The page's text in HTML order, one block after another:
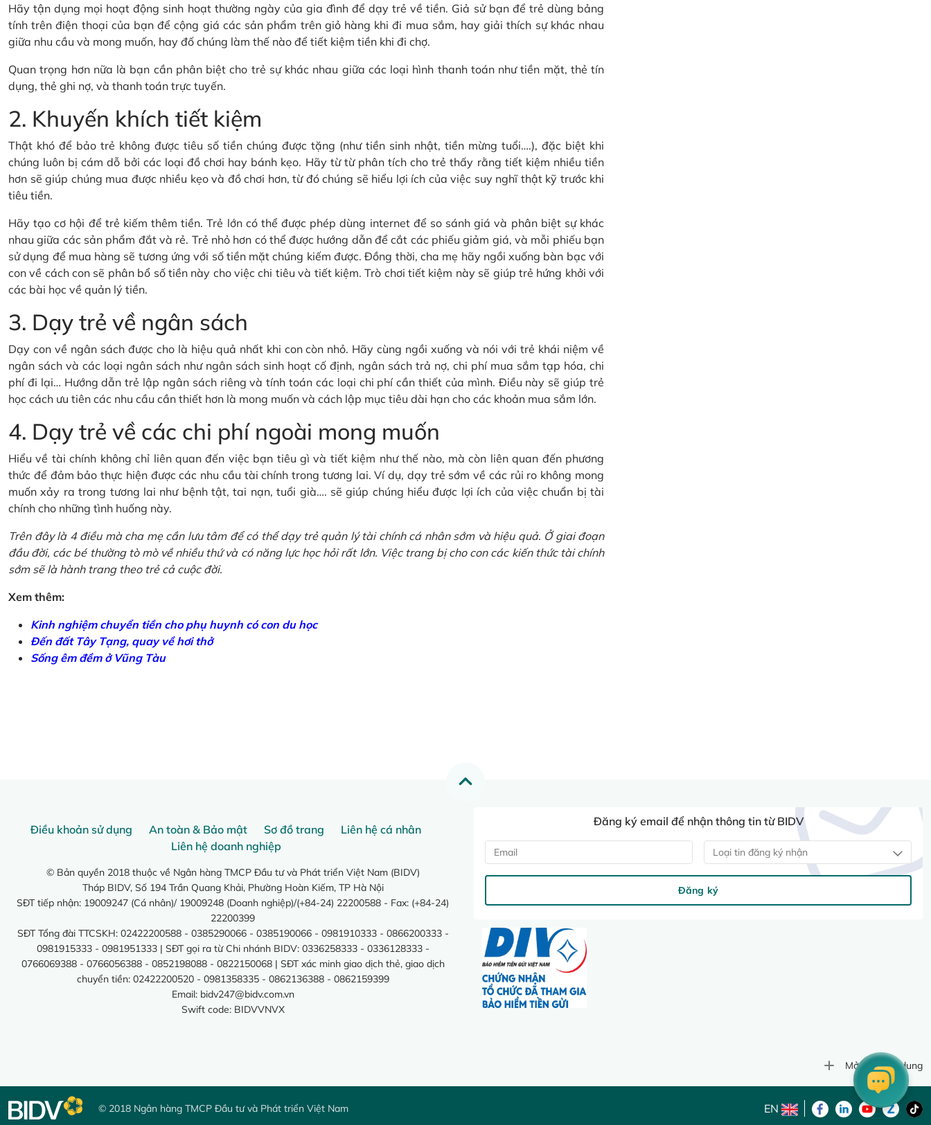
Hãy tận dụng mọi hoạt động sinh hoạt thường ngày của gia đình để dạy trẻ về tiền. Giả sử bạn để trẻ dùng bảng
tính trên điện thoại của bạn để cộng giá các sản phẩm trên giỏ hàng khi đi mua sắm, hay giải thích sự khác nhau
giữa nhu cầu và mong muốn, hay đố chúng làm thế nào để tiết kiệm tiền khi đi chợ.
Quan trọng hơn nữa là bạn cần phân biệt cho trẻ sự khác nhau giữa các loại hình thanh toán như tiền mặt, thẻ tín
dụng, thẻ ghi nợ, và thanh toán trực tuyến.
2. Khuyến khích tiết kiệm
Thật khó để bảo trẻ không được tiêu số tiền chúng được tặng (như tiền sinh nhật, tiền mừng tuổi….), đặc biệt khi
chúng luôn bị cám dỗ bởi các loại đồ chơi hay bánh kẹo. Hãy từ từ phân tích cho trẻ thấy rằng tiết kiệm nhiều tiền
hơn sẽ giúp chúng mua được nhiều kẹo và đồ chơi hơn, từ đó chúng sẽ hiểu lợi ích của việc suy nghĩ thật kỹ trước khi
tiêu tiền.
Hãy tạo cơ hội để trẻ kiếm thêm tiền. Trẻ lớn có thể được phép dùng internet để so sánh giá và phân biệt sự khác
nhau giữa các sản phẩm đắt và rẻ. Trẻ nhỏ hơn có thể được hướng dẫn để cắt các phiếu giảm giá, và mỗi phiếu bạn
sử dụng để mua hàng sẽ tương ứng với số tiền mặt chúng kiếm được. Đồng thời, cha mẹ hãy ngồi xuống bàn bạc với
con về cách con sẽ phân bổ số tiền này cho việc chi tiêu và tiết kiệm. Trò chơi tiết kiệm này sẽ giúp trẻ hứng khởi với
các bài học về quản lý tiền.
3. Dạy trẻ về ngân sách
Dạy con về ngân sách được cho là hiệu quả nhất khi con còn nhỏ. Hãy cùng ngồi xuống và nói với trẻ khái niệm về
ngân sách và các loại ngân sách như ngân sách sinh hoạt cố định, ngân sách trả nợ, chi phí mua sắm tạp hóa, chi
phí đi lại… Hướng dẫn trẻ lập ngân sách riêng và tính toán các loại chi phí cần thiết của mình. Điều này sẽ giúp trẻ
học cách ưu tiên các nhu cầu cần thiết hơn là mong muốn và cách lập mục tiêu dài hạn cho các khoản mua sắm lớn.
4. Dạy trẻ về các chi phí ngoài mong muốn
Hiểu về tài chính không chỉ liên quan đến việc bạn tiêu gì và tiết kiệm như thế nào, mà còn liên quan đến phương
thức để đảm bảo thực hiện được các nhu cầu tài chính trong tương lai. Ví dụ, dạy trẻ sớm về các rủi ro không mong
muốn xảy ra trong tương lai như bệnh tật, tai nạn, tuổi già…. sẽ giúp chúng hiểu được lợi ích của việc chuẩn bị tài
chính cho những tình huống này.
Trên đây là 4 điều mà cha mẹ cần lưu tâm để có thể dạy trẻ quản lý tài chính cá nhân sớm và hiệu quả. Ở giai đoạn
đầu đời, các bé thường tò mò về nhiều thứ và có năng lực học hỏi rất lớn. Việc trang bị cho con các kiến thức tài chính
sớm sẽ là hành trang theo trẻ cả cuộc đời.
Xem thêm:
Kinh nghiệm chuyển tiền cho phụ huynh có con du học
Đến đất Tây Tạng, quay về hơi thở
Sống êm đềm ở Vũng Tàu
Điều khoản sử dụng An toàn & Bảo mật Sơ đồ trang
Liên hệ cá nhân
Liên hệ doanh nghiệp
© Bản quyền 2018 thuộc về Ngân hàng TMCP Đầu tư và Phát triển Việt Nam (BIDV)
Tháp BIDV, Số 194 Trần Quang Khải, Phường Hoàn Kiếm, TP Hà Nội
SĐT tiếp nhận: 19009247 (Cá nhân)/ 19009248 (Doanh nghiệp)/(+84-24) 22200588 - Fax: (+84-24)
22200399
SĐT Tổng đài TTCSKH: 02422200588 - 0385290066 - 0385190066 - 0981910333 - 0866200333 -
0981915333 - 0981951333 | SĐT gọi ra từ Chi nhánh BIDV: 0336258333 - 0336128333 -
0766069388 - 0766056388 - 0852198088 - 0822150068 | SĐT xác minh giao dịch thẻ, giao dịch
chuyển tiền: 02422200520 - 0981358335 - 0862136388 - 0862159399
Email: bidv247@bidv.com.vn
Swift code: BIDVVNVX
Đăng ký email để nhận thông tin từ BIDV
Loại tin đăng ký nhận
Đăng ký
Mở rộng nội dung
© 2018 Ngân hàng TMCP Đầu tư và Phát triển Việt Nam EN